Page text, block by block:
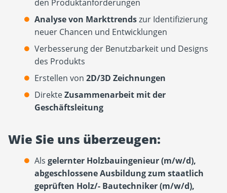
den Produktanforderungen
Analyse von Markttrendszur Identifizierung
neuer Chancen und Entwicklungen
Verbesserung der Benutzbarkeit und Designs
des Produkts
Erstellen von 2D/3D Zeichnungen
DirekteZusammenarbeit mit der
Geschäftsleitung
Wie Sie uns überzeugen:
Als gelernter Holzbauingenieur (m/w/d),
abgeschlossene Ausbildung zum staatlich
geprüften Holz/- Bautechniker (m/w/d),